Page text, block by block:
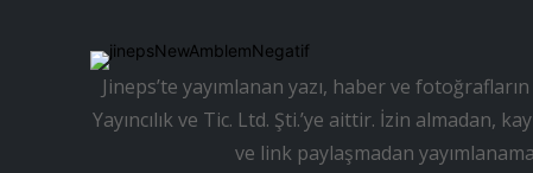
Jineps’te yayımlanan yazı, haber ve
Yayıncılık ve Tic. Ltd. Şti.’ye aittir. İzin almadan,
ve link paylaşmadan